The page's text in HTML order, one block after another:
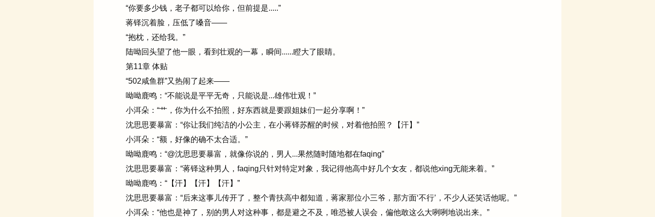
“你要多少钱，老子都可以给你，但前提是.....”
蒋铎沉着脸，压低了嗓音——
“抱枕，还给我。”
陆呦回头望了他一眼，看到壮观的一幕，瞬间......瞪大了眼睛。
第11章 体贴
“502咸鱼群”又热闹了起来——
呦呦鹿鸣：“不能说是平平无奇，只能说是...雄伟壮观！”
小洱朵：“艹，你为什么不拍照，好东西就是要跟姐妹们一起分享啊！”
沈思思要暴富：“你让我们纯洁的小公主，在小蒋铎苏醒的时候，对着他拍照？【汗】”
小洱朵：“额，好像的确不太合适。”
呦呦鹿鸣：“@沈思思要暴富，就像你说的，男人...果然随时随地都在faqing”
沈思思要暴富：“蒋铎这种男人，faqing只针对特定对象，我记得他高中好几个女友，都说他xing无能来着。”
呦呦鹿鸣：“【汗】【汗】【汗】”
沈思思要暴富：“后来这事儿传开了，整个青扶高中都知道，蒋家那位小三爷，那方面‘不行’，不少人还笑话他呢。”
小洱朵：“他也是神了，别的男人对这种事，都是避之不及，唯恐被人误会，偏他敢这么大咧咧地说出来。”